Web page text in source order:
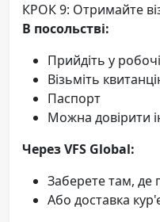
КРОК 9: Отримайте
В посольстві:
Прийдіть у
Візьміть
Паспорт
Можна довірити
Через VFS Global:
Заберете там, де
Або доставка